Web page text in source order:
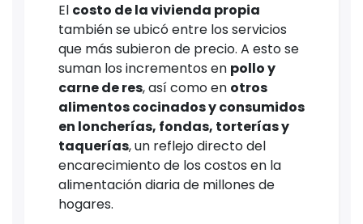
El costo de la vivienda propia
también se ubicó entre los servicios
que más subieron de precio. A esto se
suman los incrementos en pollo y
carne de res, así como en otros
alimentos cocinados y consumidos
en loncherías, fondas, torterías y
taquerías, un reflejo directo del
encarecimiento de los costos en la
alimentación diaria de millones de
hogares.